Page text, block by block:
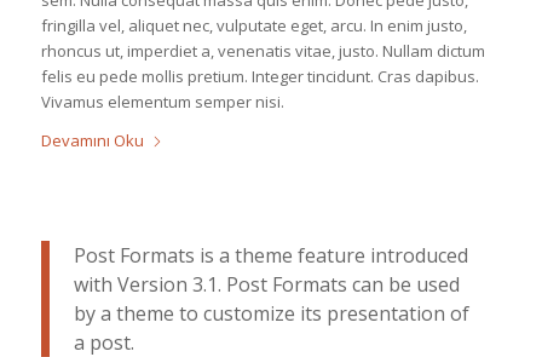
fringilla vel, aliquet nec, vulputate eget, arcu. In enim justo,
rhoncus ut, imperdiet a, venenatis vitae, justo. Nullam dictum
felis eu pede mollis pretium. Integer tincidunt. Cras dapibus.
Vivamus elementum semper nisi.
Devamını Oku
Post Formats is a theme feature introduced
with Version 3.1. Post Formats can be used
by a theme to customize its presentation of
a post.